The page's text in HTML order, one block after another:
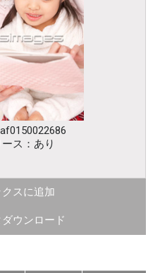
ス：あり
スに追加
ウンロード